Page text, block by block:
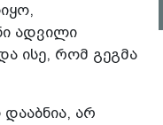
ადვილი
ისე, რომ გეგმა
არ